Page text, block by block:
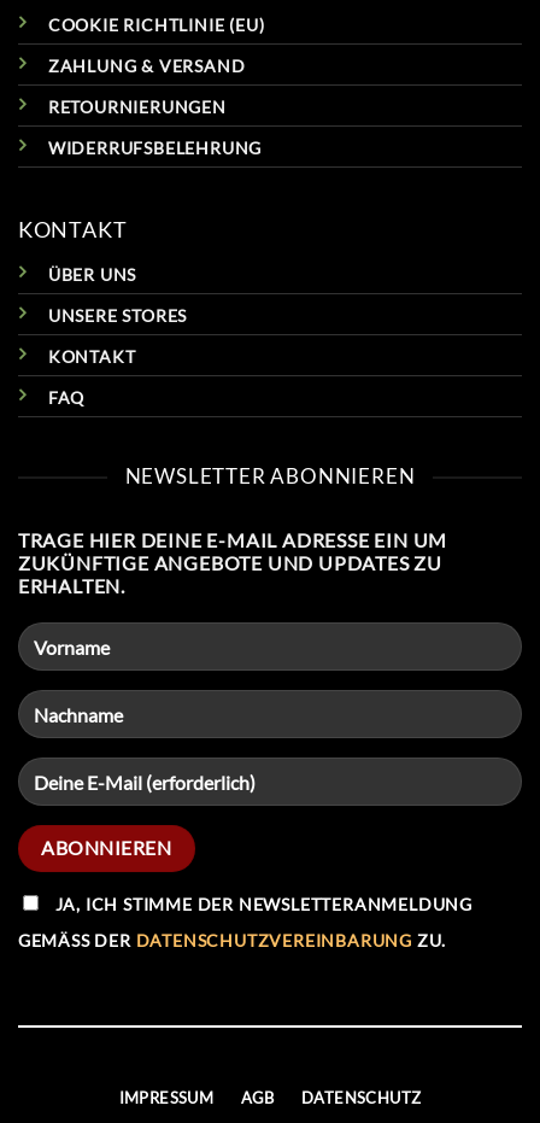
COOKIE RICHTLINIE (EU)
ZAHLUNG & VERSAND
RETOURNIERUNGEN
WIDERRUFSBELEHRUNG
KONTAKT
ÜBER UNS
UNSERE STORES
KONTAKT
FAQ
NEWSLETTER ABONNIEREN
TRAGE HIER DEINE E-MAIL ADRESSE EIN UM
ZUKÜNFTIGE ANGEBOTE UND UPDATES ZU
ERHALTEN.
JA, ICH STIMME DER NEWSLETTERANMELDUNG
GEMÄSS DER DATENSCHUTZVEREINBARUNG ZU.
IMPRESSUM AGB DATENSCHUTZ